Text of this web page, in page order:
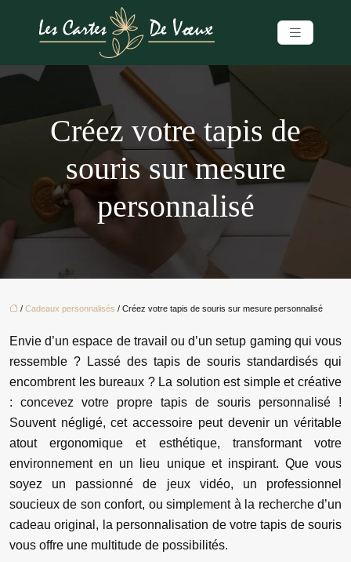
Créez votre tapis de
souris sur mesure
personnalisé
/ Cadeaux personnalisés / Créez votre tapis de souris sur mesure personnalisé
Envie d’un espace de travail ou d’un setup gaming qui vous
ressemble ? Lassé des tapis de souris standardisés qui
encombrent les bureaux ? La solution est simple et créative
: concevez votre propre tapis de souris personnalisé !
Souvent négligé, cet accessoire peut devenir un véritable
atout ergonomique et esthétique, transformant votre
environnement en un lieu unique et inspirant. Que vous
soyez un passionné de jeux vidéo, un professionnel
soucieux de son confort, ou simplement à la recherche d’un
cadeau original, la personnalisation de votre tapis de souris
vous offre une multitude de possibilités.